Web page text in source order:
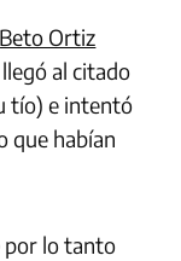
Beto Ortiz
al citado
tío) e intentó
que habían
por lo tanto